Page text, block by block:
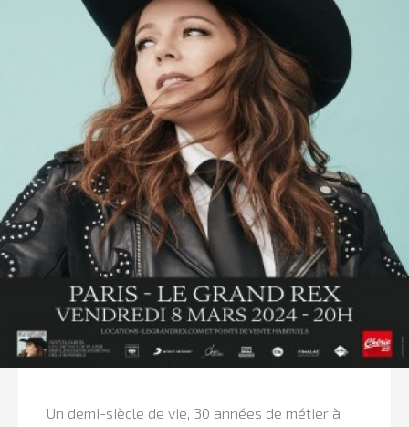
Un demi-siècle de vie, 30 années de métier à